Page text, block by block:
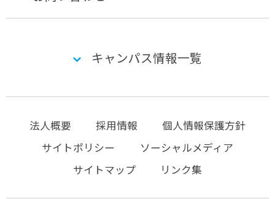
キャンパス情報一覧
法人概要 採用情報
個人情報保護方針
サイトポリシー
ソーシャルメディア
サイトマップ
リンク集